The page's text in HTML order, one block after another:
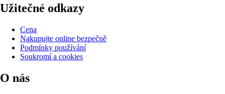
Užitečné odkazy
Cena
Nakupujte online bezpečně
Podmínky používání
Soukromí a cookies
O nás